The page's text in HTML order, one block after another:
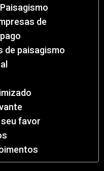
de
de paisagismo
favor